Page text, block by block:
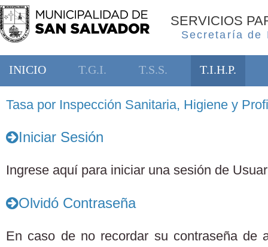
SERVICIOS
Secretaría de
INICIO T.G.I. T.S.S. T.I.H.P.
Tasa por Inspección Sanitaria, Higiene y
Iniciar Sesión
Ingrese aquí para iniciar una sesión de
Olvidó Contraseña
En caso de no recordar su contraseña de